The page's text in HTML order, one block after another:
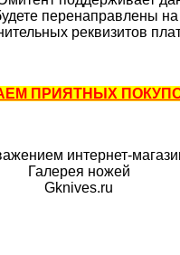
перенаправлены на
реквизитов
ПРИЯТНЫХ
интернет-
Галерея ножей
Gknives.ru